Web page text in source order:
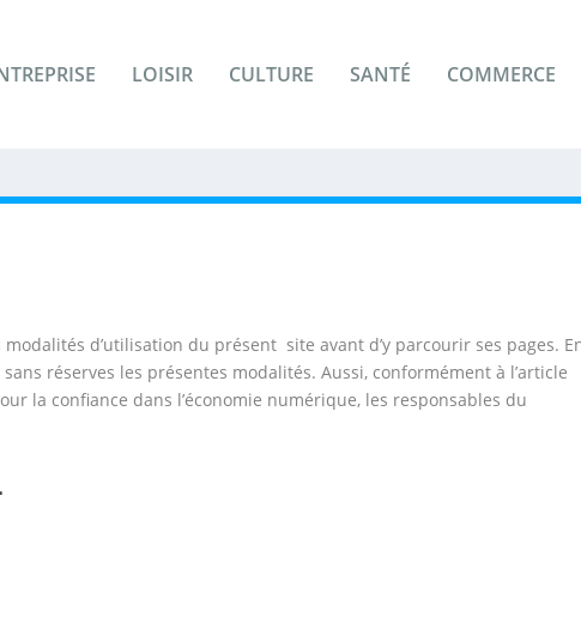
LOISIR CULTURE SANTÉ COMMERCE
d’utilisation du présent site avant d’y parcourir ses pages.
réserves les présentes modalités. Aussi, conformément à l’article
la confiance dans l’économie numérique, les responsables du